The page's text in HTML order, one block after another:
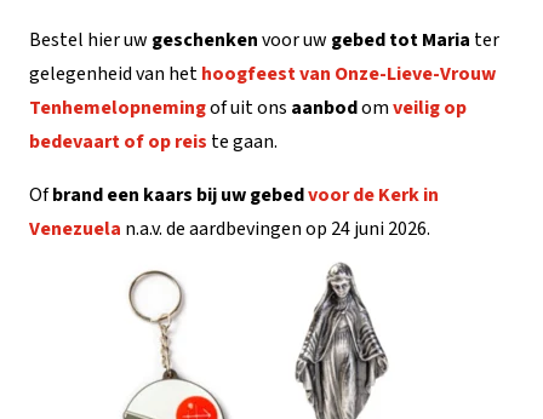
Bestel hier uw geschenkenvoor uw gebed tot Maria ter
gelegenheid van hethoogfeest van Onze-Lieve-Vrouw
Tenhemelopnemingof uit ons aanbodomveilig op
bedevaart of op reis te gaan.
Ofbrand een kaars bij uw gebedvoor de Kerk in
Venezuela n.a.v. de aardbevingen op 24 juni 2026.